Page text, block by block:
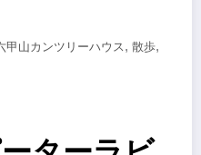
甲山カンツリーハウス, 散歩,